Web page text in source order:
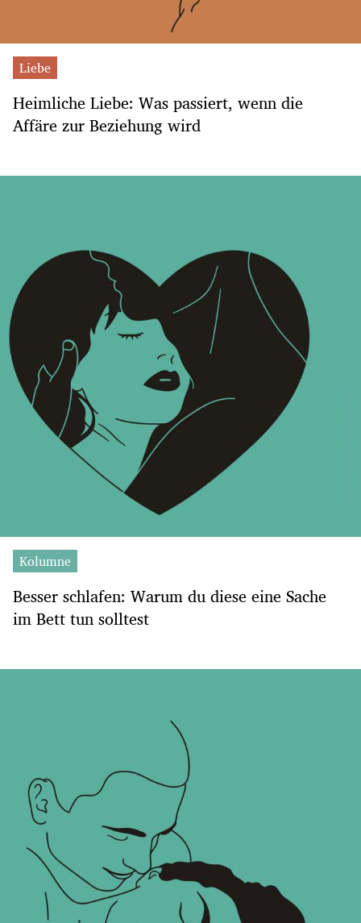
Liebe
Heimliche Liebe: Was passiert, wenn die
Affäre zur Beziehung wird
Kolumne
Besser schlafen: Warum du diese eine Sache
im Bett tun solltest